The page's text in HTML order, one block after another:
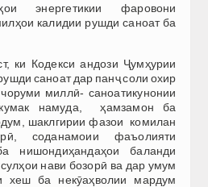
энергетикии фаровони
калидии рушди саноат ба
ки Кодекси андози Ҷумҳурии
саноат дар панҷ соли охир
миллӣ- саноатикунонии
намуда, ҳамзамон ба
шаклгирии фазои комилан
соданамоии фаъолияти
нишондиҳандаҳои баланди
нави бозорӣ ва дар умум
хеш ба некӯаҳволии мардум